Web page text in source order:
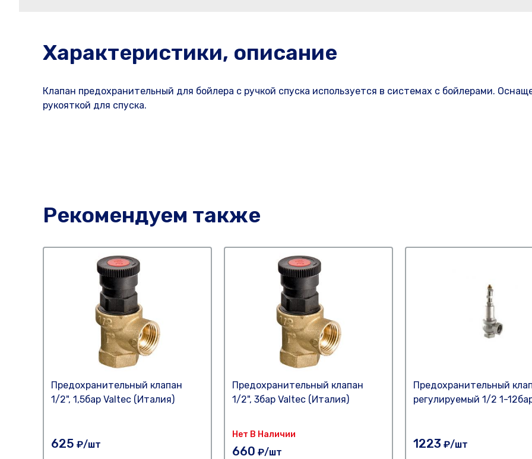
Характеристики, описание
Клапан предохранительный для бойлера с ручкой спуска используется в системах с бойлерами.
рукояткой для спуска.
Рекомендуем также
Предохранительный клапан
1/2", 1,5бар Valtec (Италия)
625 ₽/шт
Предохранительный клапан
1/2", 3бар Valtec (Италия)
Нет В Наличии
660 ₽/шт
Предохранительный
регулируемый 1/2 1-
1223 ₽/шт